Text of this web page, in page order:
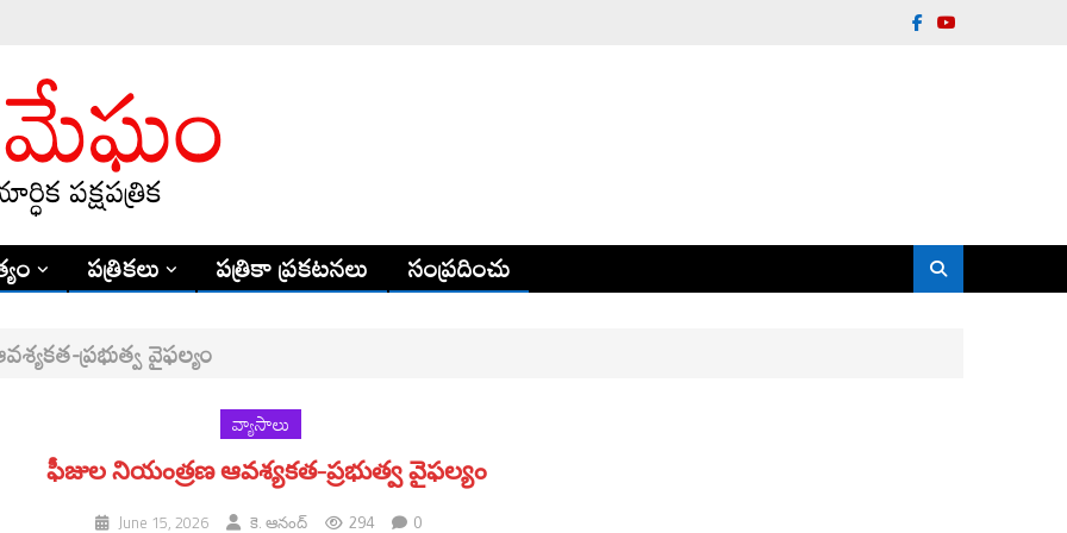
పత్రికలు పత్రికా ప్రకటనలు సంప్రదించు
ప్రభుత్వ వైఫల్యం
వ్యాసాలు
ఫీజుల నియంత్రణ‌ ఆవశ్యకత-ప్రభుత్వ వైఫల్యం
June 15, 2026 కె. ఆనంద్ 294 0